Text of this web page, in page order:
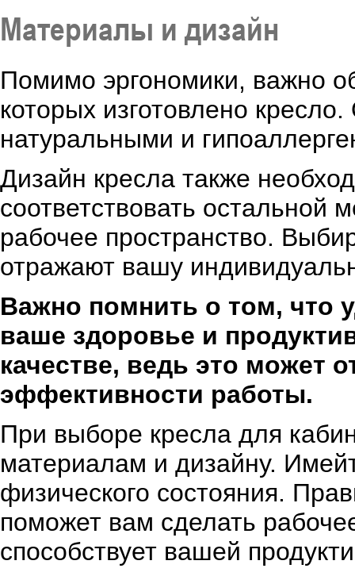
Материалы и дизайн
Помимо эргономики, важно
которых изготовлено
натуральными и
Дизайн кресла также
соответствовать остальной
рабочее пространство.
отражают вашу
Важно помнить о том, что
ваше здоровье и
качестве, ведь это может
эффективности работы.
При выборе кресла для
материалам и дизайну.
физического состояния.
поможет вам сделать
способствует вашей